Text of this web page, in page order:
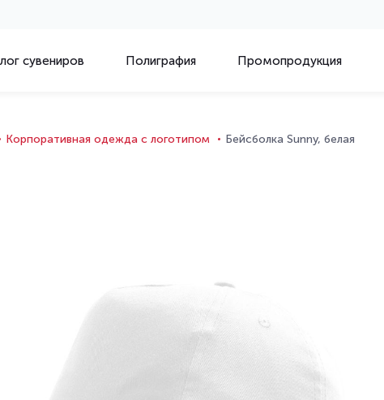
сувениров Полиграфия Промопродукция
Корпоративная одежда с логотипом Бейсболка Sunny, белая